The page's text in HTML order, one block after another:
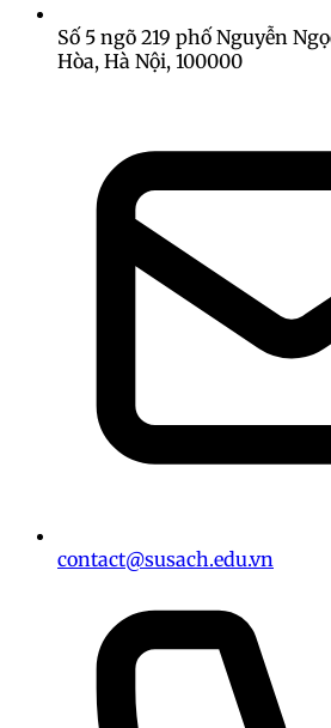
Số 5 ngõ 219 phố Nguyễn
Hòa, Hà Nội, 100000
contact@susach.edu.vn